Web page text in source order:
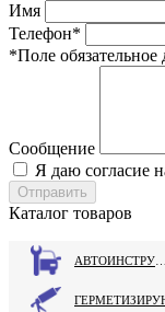
Имя
Телефон*
*Поле обязательное
Сообщение
Я даю согласие
Каталог товаров